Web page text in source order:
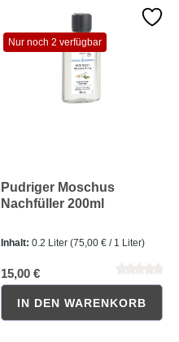
Nur noch 2 verfügbar
Pudriger Moschus
Nachfüller 200ml
Inhalt: 0.2 Liter (75,00 € / 1 Liter)
15,00 €
IN DEN WARENKORB